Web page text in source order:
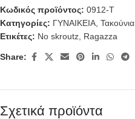
Κωδικός προϊόντος: 0912-T
Κατηγορίες: ΓΥΝΑΙΚΕΙΑ Τακούνια
Ετικέτες: No skroutz Ragazza
Share:
Σχετικά προϊόντα